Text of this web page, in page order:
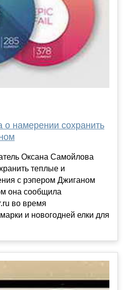
намерении сохранить
Оксана Самойлова
теплые и
с рэпером Джиганом
она сообщила
во время
и новогодней елки для